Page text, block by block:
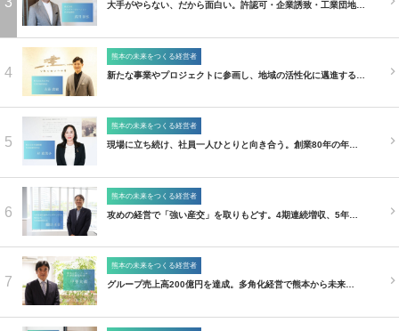
大手がやらない、だから面白い。許認可・企業誘致・工業団地…
4
熊本の未来をつくる経営者
新たな事業やプロジェクトに参画し、地域の活性化に邁進する…
5
熊本の未来をつくる経営者
現場に立ち続け、社員一人ひとりと向き合う。創業80年の年…
6
熊本の未来をつくる経営者
攻めの経営で「強い産交」を取りもどす。4期連続増収、5年…
7
熊本の未来をつくる経営者
グループ売上高200億円を達成。多角化経営で熊本から未来…